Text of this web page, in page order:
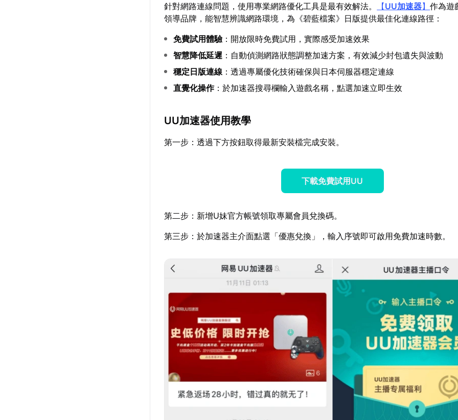
針對網路連線問題，使用專業網路優化工具是最有效解法。 【UU加速器】作為遊
領導品牌，能智慧辨識網路環境，為《碧藍檔案》日版提供最佳化連線路徑：
免費試用體驗：開放限時免費試用，實際感受加速效果
智慧降低延遲 ：自動偵測網路狀態調整加速方案，有效減少封包遺失與波動
穩定日版連線 ：透過專屬優化技術確保與日本伺服器穩定連線
直覺化操作：於加速器搜尋欄輸入遊戲名稱，點選加速立即生效
UU加速器使用教學
第一步：透過下方按鈕取得最新安裝檔完成安裝。
下載免費試用UU
第二步：新增U妹官方帳號領取專屬會員兌換碼。
第三步：於加速器主介面點選「優惠兌換」，輸入序號即可啟用免費加速時數。